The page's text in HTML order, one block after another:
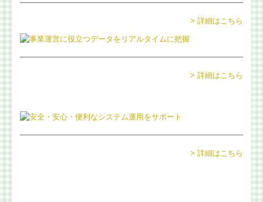
> 詳細はこちら
> 詳細はこちら
> 詳細はこちら